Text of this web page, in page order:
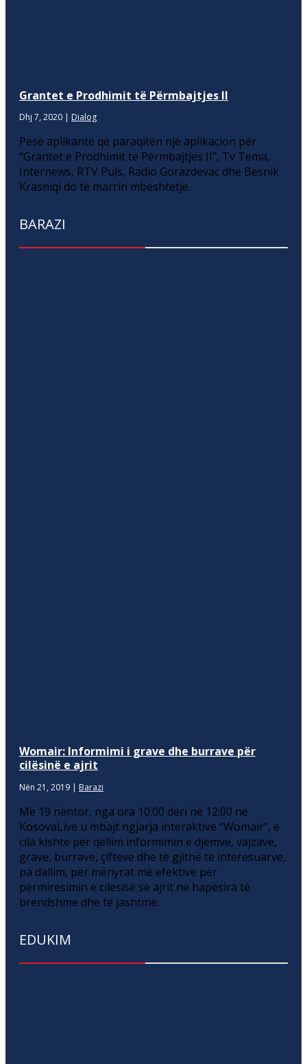
Grantet e Prodhimit të Përmbajtjes II
Dhj 7, 2020 | Dialog
Pesë aplikantë që paraqitën një aplikacion për
“Grantet e Prodhimit të Përmbajtjes II”, Tv Tema,
Internews, RTV Puls, Radio Gorazdevac dhe Besnik
Krasniqi do të marrin mbështetje.
BARAZI
Womair: Informimi i grave dhe burrave për
cilësinë e ajrit
Nën 21, 2019 | Barazi
Më 19 nëntor, nga ora 10:00 deri në 12:00 në
KosovaLive u mbajt ngjarja interaktive “Womair”, e
cila kishte për qëllim informimin e djemve, vajzave,
grave, burrave, çifteve dhe të gjithë të interesuarve,
pa dallim, për mënyrat më efektive për
përmirësimin e cilësisë së ajrit në hapësira të
brendshme dhe të jashtme.
EDUKIM